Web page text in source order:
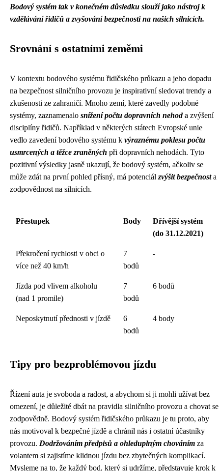
Bodový systém tak v konečném důsledku slouží jako nástroj k
vzdělávání řidičů a zvyšování bezpečnosti na našich silnicích.
Srovnání s ostatními zeměmi
V kontextu bodového systému řidičského průkazu a jeho dopadu
na bezpečnost silničního provozu je inspirativní sledovat trendy a
zkušenosti ze zahraničí. Mnoho zemí, které zavedly podobné
systémy, zaznamenalo snížení počtu dopravních nehoda zvýšení
disciplíny řidičů. Například v některých státech Evropské unie
vedlo zavedení bodového systému k výraznému poklesu počtu
usmrcených a těžce zraněných při dopravních nehodách. Tyto
pozitivní výsledky jasně ukazují, že bodový systém, ačkoliv se
může zdát na první pohled přísný, má potenciál zvýšit bezpečnosta
zodpovědnost na silnicích.
Přestupek Body
Dřívější systém
(do 31.12.2021)
Překročení rychlosti v obci o
více než 40 km/h
7
bodů
-
Jízda pod vlivem alkoholu
(nad 1 promile)
7
bodů
6 bodů
Neposkytnutí přednosti v jízdě
6
bodů
4 body
Tipy pro bezproblémovou jízdu
Řízení auta je svoboda a radost, a abychom si ji mohli užívat bez
omezení, je důležité dbát na pravidla silničního provozu a chovat se
zodpovědně. Bodový systém řidičského průkazu je tu proto, aby
nás motivoval k bezpečné jízdě a chránil nás i ostatní účastníky
provozu. Dodržováním předpisů a ohleduplným chováním za
volantem si zajistíme klidnou jízdu bez zbytečných komplikací.
Mysleme na to, že každý bod, který si udržíme, představuje krok k